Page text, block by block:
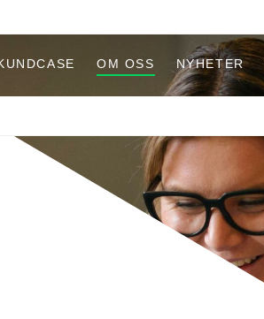
OM OSS NYHETER